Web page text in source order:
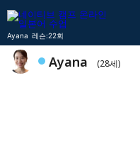
Ayana 레슨:22회
Ayana (28세)